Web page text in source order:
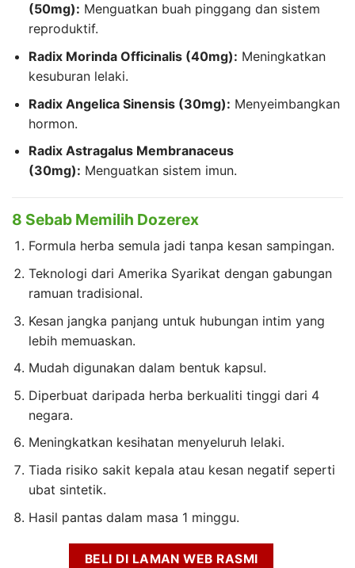
(50mg): Menguatkan buah pinggang dan sistem
reproduktif.
Radix Morinda Officinalis (40mg): Meningkatkan
kesuburan lelaki.
Radix Angelica Sinensis (30mg): Menyeimbangkan
hormon.
Radix Astragalus Membranaceus
(30mg): Menguatkan sistem imun.
8 Sebab Memilih Dozerex
Formula herba semula jadi tanpa kesan sampingan.
Teknologi dari Amerika Syarikat dengan gabungan
ramuan tradisional.
Kesan jangka panjang untuk hubungan intim yang
lebih memuaskan.
Mudah digunakan dalam bentuk kapsul.
Diperbuat daripada herba berkualiti tinggi dari 4
negara.
Meningkatkan kesihatan menyeluruh lelaki.
Tiada risiko sakit kepala atau kesan negatif seperti
ubat sintetik.
Hasil pantas dalam masa 1 minggu.
BELI DI LAMAN WEB RASMI